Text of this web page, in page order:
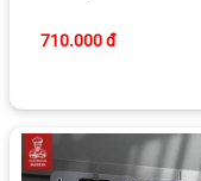
710.000 đ